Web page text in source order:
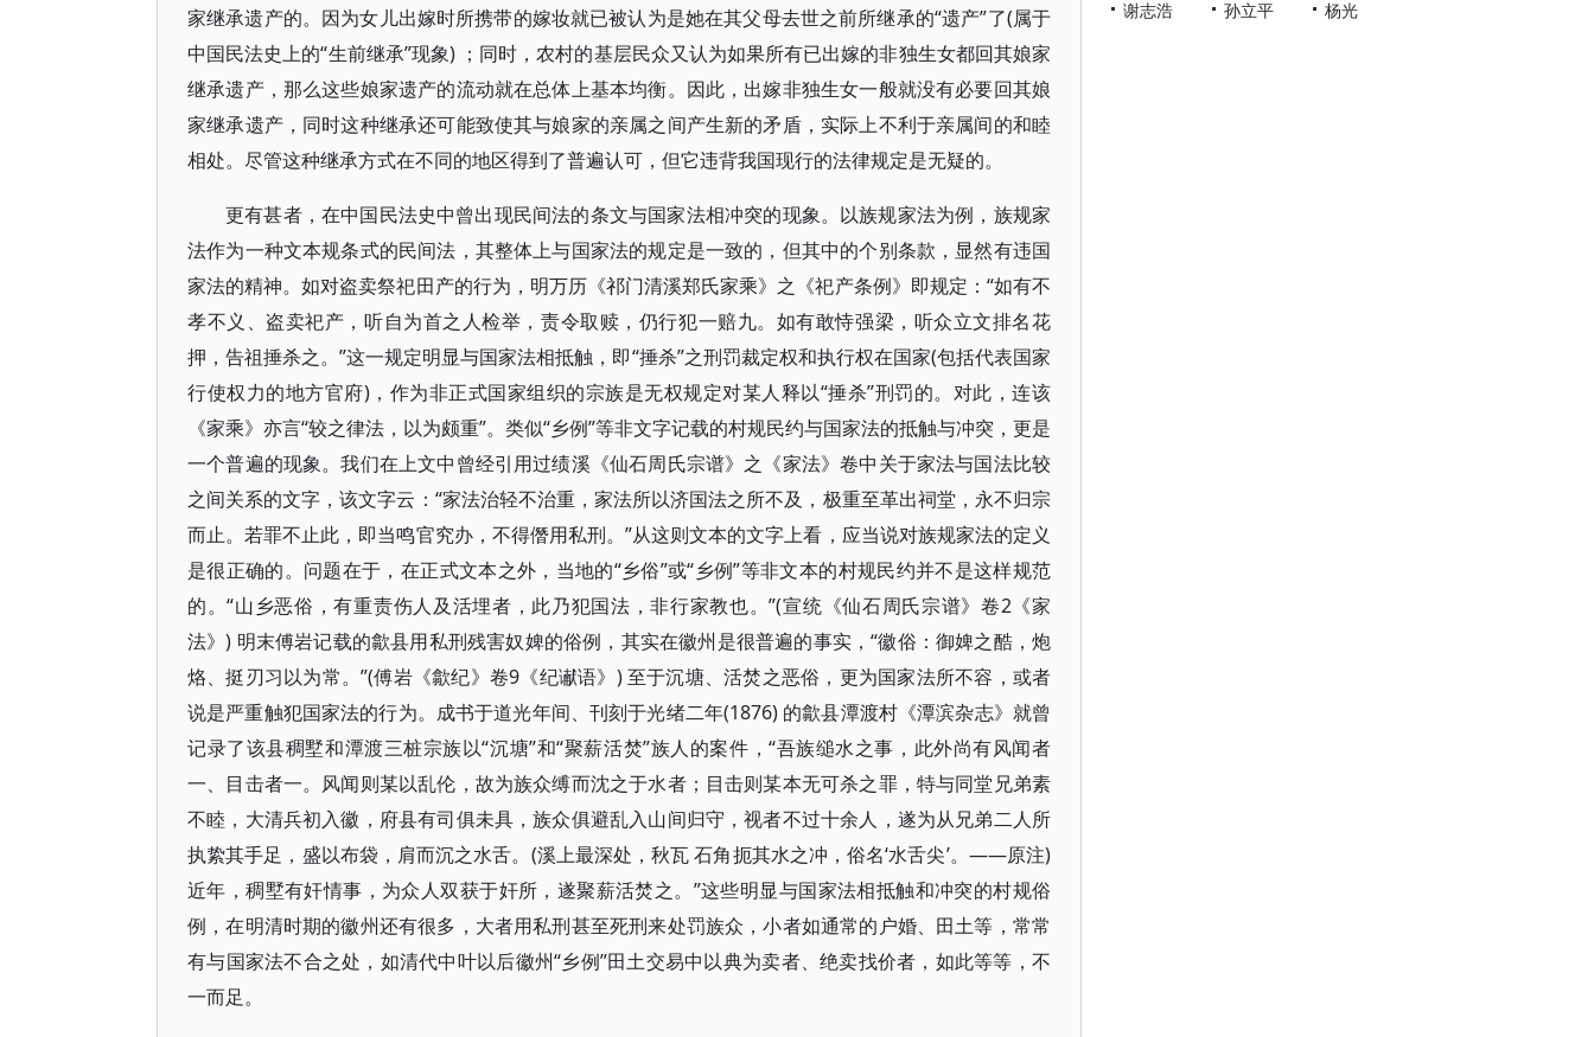
家继承遗产的。因为女儿出嫁时所携带的嫁妆就已被认为是她在其父母去世之前所继承的“遗产”了(属于
中国民法史上的“生前继承”现象) ；同时，农村的基层民众又认为如果所有已出嫁的非独生女都回其娘家
继承遗产，那么这些娘家遗产的流动就在总体上基本均衡。因此，出嫁非独生女一般就没有必要回其娘
家继承遗产，同时这种继承还可能致使其与娘家的亲属之间产生新的矛盾，实际上不利于亲属间的和睦
相处。尽管这种继承方式在不同的地区得到了普遍认可，但它违背我国现行的法律规定是无疑的。
更有甚者，在中国民法史中曾出现民间法的条文与国家法相冲突的现象。以族规家法为例，族规家
法作为一种文本规条式的民间法，其整体上与国家法的规定是一致的，但其中的个别条款，显然有违国
家法的精神。如对盗卖祭祀田产的行为，明万历《祁门清溪郑氏家乘》之《祀产条例》即规定：“如有不
孝不义、盗卖祀产，听自为首之人检举，责令取赎，仍行犯一赔九。如有敢恃强梁，听众立文排名花
押，告祖捶杀之。”这一规定明显与国家法相抵触，即“捶杀”之刑罚裁定权和执行权在国家(包括代表国家
行使权力的地方官府)，作为非正式国家组织的宗族是无权规定对某人释以“捶杀”刑罚的。对此，连该
《家乘》亦言“较之律法，以为颇重”。类似“乡例”等非文字记载的村规民约与国家法的抵触与冲突，更是
一个普遍的现象。我们在上文中曾经引用过绩溪《仙石周氏宗谱》之《家法》卷中关于家法与国法比较
之间关系的文字，该文字云：“家法治轻不治重，家法所以济国法之所不及，极重至革出祠堂，永不归宗
而止。若罪不止此，即当鸣官究办，不得僭用私刑。”从这则文本的文字上看，应当说对族规家法的定义
是很正确的。问题在于，在正式文本之外，当地的“乡俗”或“乡例”等非文本的村规民约并不是这样规范
的。“山乡恶俗，有重责伤人及活埋者，此乃犯国法，非行家教也。”(宣统《仙石周氏宗谱》卷2《家
法》) 明末傅岩记载的歙县用私刑残害奴婢的俗例，其实在徽州是很普遍的事实，“徽俗：御婢之酷，炮
烙、挺刃习以为常。”(傅岩《歙纪》卷9《纪谳语》) 至于沉塘、活焚之恶俗，更为国家法所不容，或者
说是严重触犯国家法的行为。成书于道光年间、刊刻于光绪二年(1876) 的歙县潭渡村《潭滨杂志》就曾
记录了该县稠墅和潭渡三桩宗族以“沉塘”和“聚薪活焚”族人的案件，“吾族缒水之事，此外尚有风闻者
一、目击者一。风闻则某以乱伦，故为族众缚而沈之于水者；目击则某本无可杀之罪，特与同堂兄弟素
不睦，大清兵初入徽，府县有司俱未具，族众俱避乱入山间归守，视者不过十余人，遂为从兄弟二人所
执絷其手足，盛以布袋，肩而沉之水舌。(溪上最深处，秋瓦 石角扼其水之冲，俗名‘水舌尖’。——原注)
近年，稠墅有奸情事，为众人双获于奸所，遂聚薪活焚之。”这些明显与国家法相抵触和冲突的村规俗
例，在明清时期的徽州还有很多，大者用私刑甚至死刑来处罚族众，小者如通常的户婚、田土等，常常
有与国家法不合之处，如清代中叶以后徽州“乡例”田土交易中以典为卖者、绝卖找价者，如此等等，不
一而足。
谢志浩
孙立平 杨光